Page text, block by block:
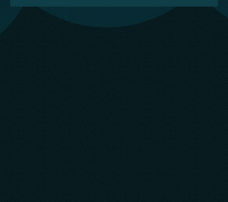
Va recomandam